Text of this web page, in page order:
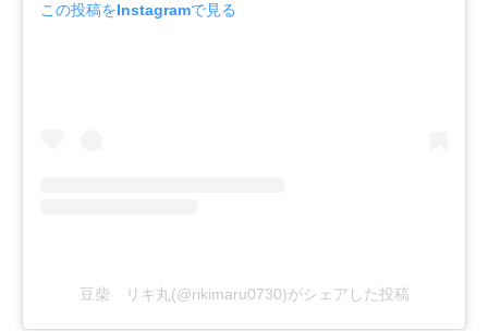
この投稿をInstagramで見る
豆柴 リキ丸(@rikimaru0730)がシェアした投稿